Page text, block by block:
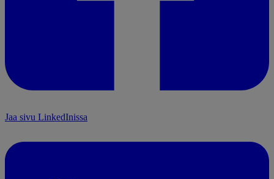
Jaa sivu LinkedInissa